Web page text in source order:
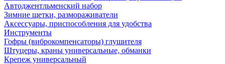
Автоджентльменский набор
Зимние щетки, размораживатели
Аксессуары, приспособления для удобства
Инструменты
Гофры (виброкомпенсаторы) глушителя
Штуцеры, краны универсальные, обманки
Крепеж универсальный